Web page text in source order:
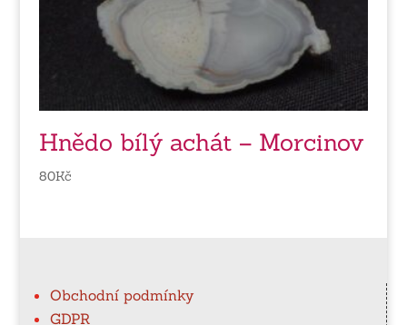
Hnědo bílý achát – Morcinov
80Kč
Obchodní podmínky
GDPR